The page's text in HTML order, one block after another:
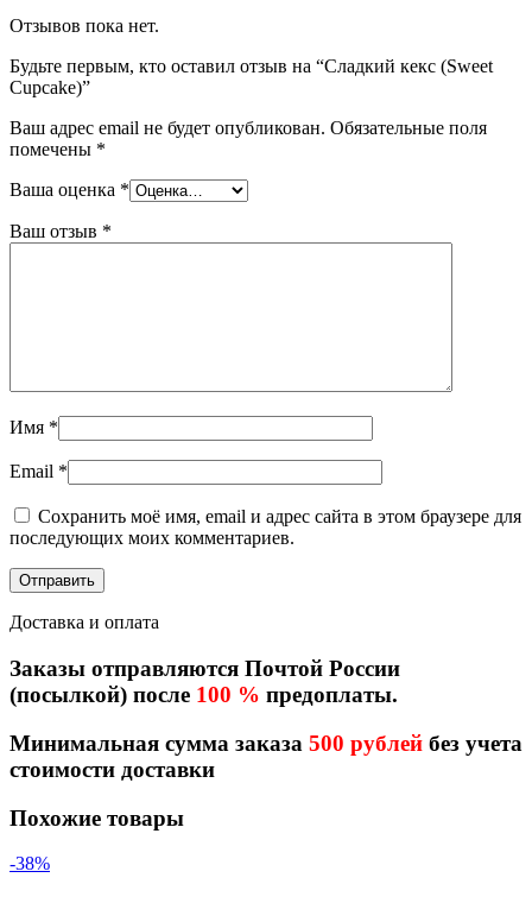
Отзывов пока нет.
Будьте первым, кто оставил отзыв на “Сладкий кекс (Sweet
Cupcake)”
Ваш адрес email не будет опубликован. Обязательные поля
помечены *
Ваша оценка *
Ваш отзыв *
Имя *
Email *
Сохранить моё имя, email и адрес сайта в этом браузере для
последующих моих комментариев.
Доставка и оплата
Заказы отправляются Почтой России
(посылкой) после 100 % предоплаты.
Минимальная сумма заказа 500 рублей без учета
стоимости доставки
Похожие товары
-38%